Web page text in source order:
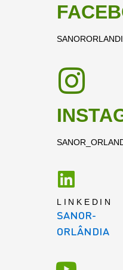
LINKEDIN
SANOR-
ORLÂNDIA